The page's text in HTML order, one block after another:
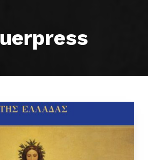
uerpress